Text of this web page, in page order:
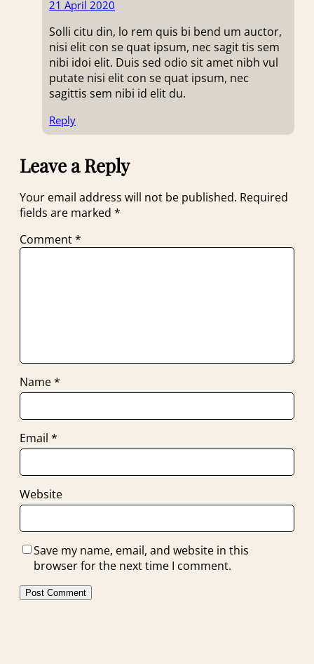
21 April 2020
Solli citu din, lo rem quis bi bend um auctor,
nisi elit con se quat ipsum, nec sagit tis sem
nibi idoi elit. Duis sed odio sit amet nibh vul
putate nisi elit con se quat ipsum, nec
sagittis sem nibi id elit du.
Reply
Leave a Reply
Your email address will not be published. Required
fields are marked *
Comment*
Name*
Email *
Website
Save my name, email, and website in this
browser for the next time I comment.